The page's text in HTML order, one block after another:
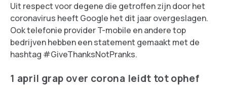
Uit respect voor degene die getroffen zijn door het
coronavirus heeft Google het dit jaar overgeslagen.
Ook telefonie provider T-mobile en andere top
bedrijven hebben een statement gemaakt met de
hashtag #GiveThanksNotPranks.
1 april grap over corona leidt tot ophef